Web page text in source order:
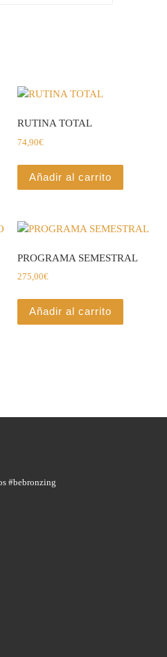
RUTINA TOTAL
74,90€
Añadir al carrito
PROGRAMA SEMESTRAL
275,00€
Añadir al carrito
#bebronzing